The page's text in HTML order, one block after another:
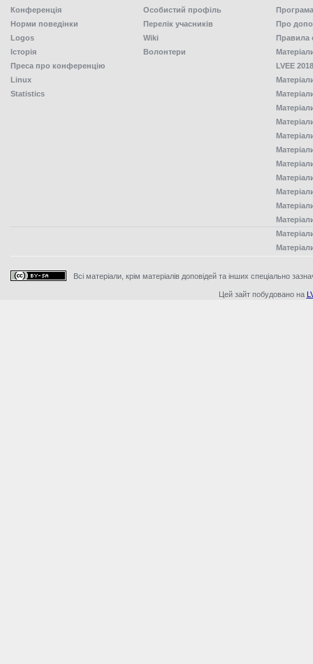
Конференція
Норми поведінки
Logos
Історія
Преса про конференцію
Linux
Statistics
Особистий профіль
Перелік учасників
Wiki
Волонтери
Про
Правила
LVEE
Всі матеріали, крім матеріалів доповідей та інших спеціально
Цей зайт побудовано на